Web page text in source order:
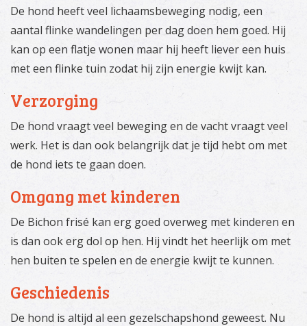
De hond heeft veel lichaamsbeweging nodig, een
aantal flinke wandelingen per dag doen hem goed. Hij
kan op een flatje wonen maar hij heeft liever een huis
met een flinke tuin zodat hij zijn energie kwijt kan.
Verzorging
De hond vraagt veel beweging en de vacht vraagt veel
werk. Het is dan ook belangrijk dat je tijd hebt om met
de hond iets te gaan doen.
Omgang met kinderen
De Bichon frisé kan erg goed overweg met kinderen en
is dan ook erg dol op hen. Hij vindt het heerlijk om met
hen buiten te spelen en de energie kwijt te kunnen.
Geschiedenis
De hond is altijd al een gezelschapshond geweest. Nu